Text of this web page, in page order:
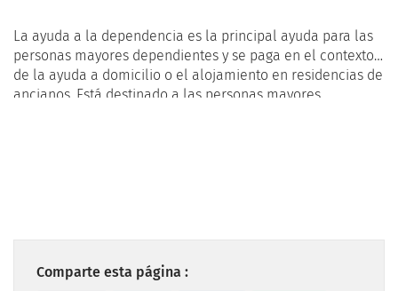
La ayuda a la dependencia es la principal ayuda para las
personas mayores dependientes y se paga en el contexto
de la ayuda a domicilio o el alojamiento en residencias de
ancianos. Está destinado a las personas mayores
Comparte esta página :